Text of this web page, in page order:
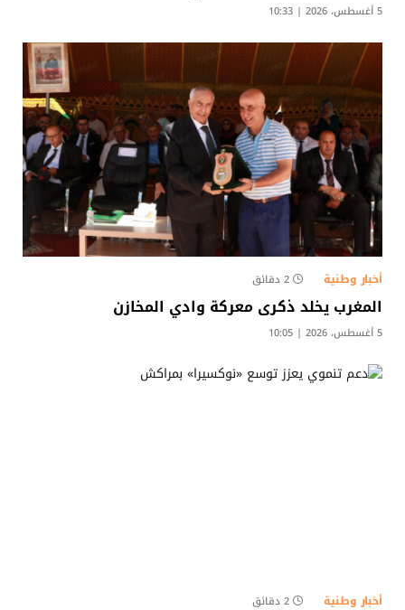
5 أغسطس، 2026 | 10:33
أخبار وطنية 2 دقائق
المغرب يخلد ذكرى معركة وادي المخازن
5 أغسطس، 2026 | 10:05
أخبار وطنية 2 دقائق